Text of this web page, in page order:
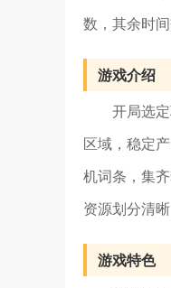
数，其余时
游戏介绍
开局选
区域，稳定
机词条，集
资源划分清
游戏特色